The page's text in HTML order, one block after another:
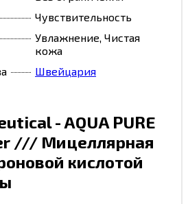
Чувствительность
Увлажнение, Чистая
кожа
Швейцария
- AQUA PURE
/// Мицеллярная
кислотой